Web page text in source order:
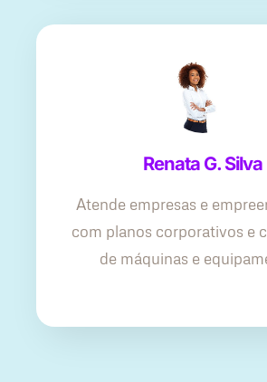
Renata G. Silva
Atende empresas e
com planos corporativos e
de máquinas e